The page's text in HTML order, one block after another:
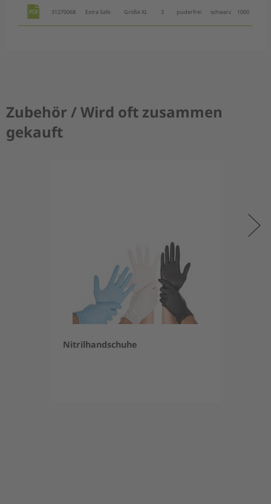
31270068 Extra Safe Größe XL 3 puderfrei schwarz 1000
Zubehör / Wird oft zusammen
gekauft
Nitrilhandschuhe